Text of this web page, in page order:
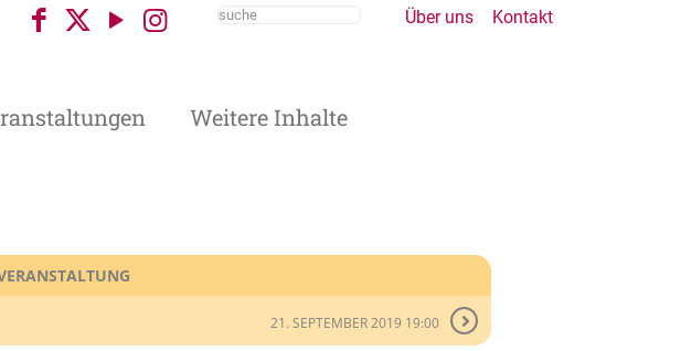
Über uns Kontakt
Weitere Inhalte
21. SEPTEMBER 2019 19:00